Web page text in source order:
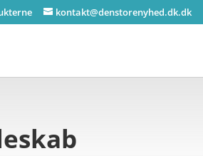
kontakt@denstorenyhed.dk.dk